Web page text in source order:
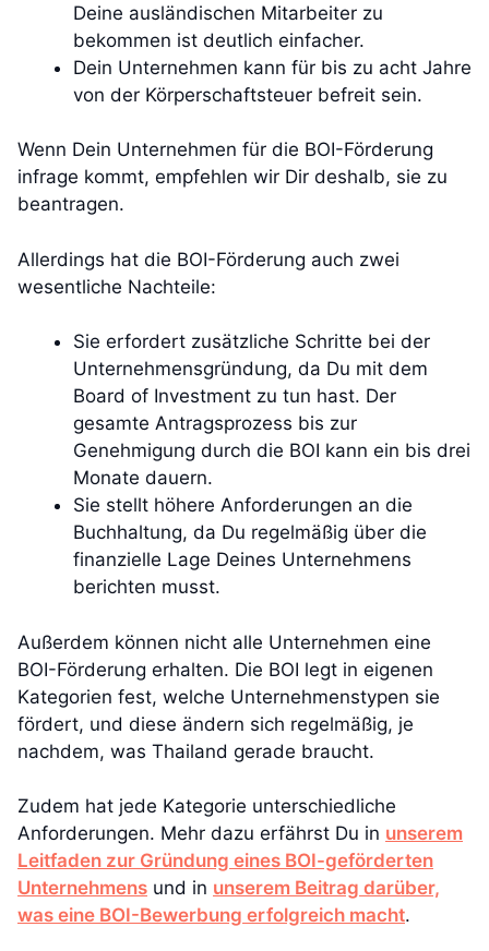
Deine ausländischen Mitarbeiter zu
bekommen ist deutlich einfacher.
Dein Unternehmen kann für bis zu acht Jahre
von der Körperschaftsteuer befreit sein.
Wenn Dein Unternehmen für die BOI-Förderung
infrage kommt, empfehlen wir Dir deshalb, sie zu
beantragen.
Allerdings hat die BOI-Förderung auch zwei
wesentliche Nachteile:
Sie erfordert zusätzliche Schritte bei der
Unternehmensgründung, da Du mit dem
Board of Investment zu tun hast. Der
gesamte Antragsprozess bis zur
Genehmigung durch die BOI kann ein bis drei
Monate dauern.
Sie stellt höhere Anforderungen an die
Buchhaltung, da Du regelmäßig über die
finanzielle Lage Deines Unternehmens
berichten musst.
Außerdem können nicht alle Unternehmen eine
BOI-Förderung erhalten. Die BOI legt in eigenen
Kategorien fest, welche Unternehmenstypen sie
fördert, und diese ändern sich regelmäßig, je
nachdem, was Thailand gerade braucht.
Zudem hat jede Kategorie unterschiedliche
Anforderungen. Mehr dazu erfährst Du in unserem
Leitfaden zur Gründung eines BOI-geförderten
Unternehmens und in unserem Beitrag darüber,
was eine BOI-Bewerbung erfolgreich macht.